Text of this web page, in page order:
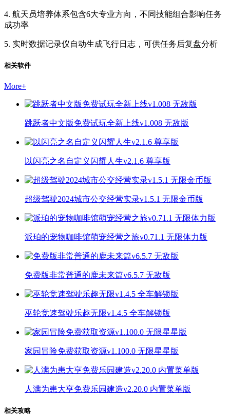
4. 航天员培养体系包含6大专业方向，不同技能组合影响任务
成功率
5. 实时数据记录仪自动生成飞行日志，可供任务后复盘分析
相关软件
More+
跳跃者中文版免费试玩全新上线v1.008 无敌版
以闪亮之名自定义闪耀人生v2.1.6 尊享版
超级驾驶2024城市公交经营实录v1.5.1 无限金币版
派珀的宠物咖啡馆萌宠经营之旅v0.71.1 无限体力版
免费版非常普通的鹿未来篇v6.5.7 无敌版
巫轮竞速驾驶乐趣无限v1.4.5 全车解锁版
家园冒险免费获取资源v1.100.0 无限星星版
人满为患大亨免费乐园建造v2.20.0 内置菜单版
相关攻略